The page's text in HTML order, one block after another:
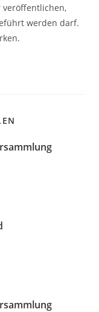
werden darf.